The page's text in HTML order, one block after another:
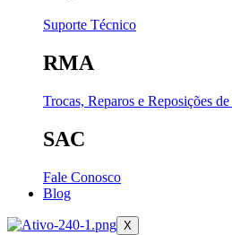
Suporte Técnico
RMA
Trocas, Reparos e Reposições
SAC
Fale Conosco
Blog
X